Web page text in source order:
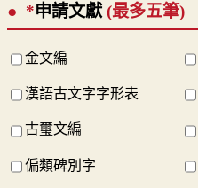
*申請文獻 (最多五筆)
金文編
漢語古文字字形表
古璽文編
偏類碑別字